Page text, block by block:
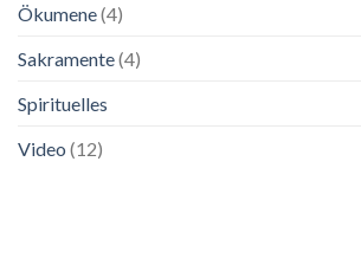
Ökumene(4)
Sakramente(4)
Spirituelles
Video (12)